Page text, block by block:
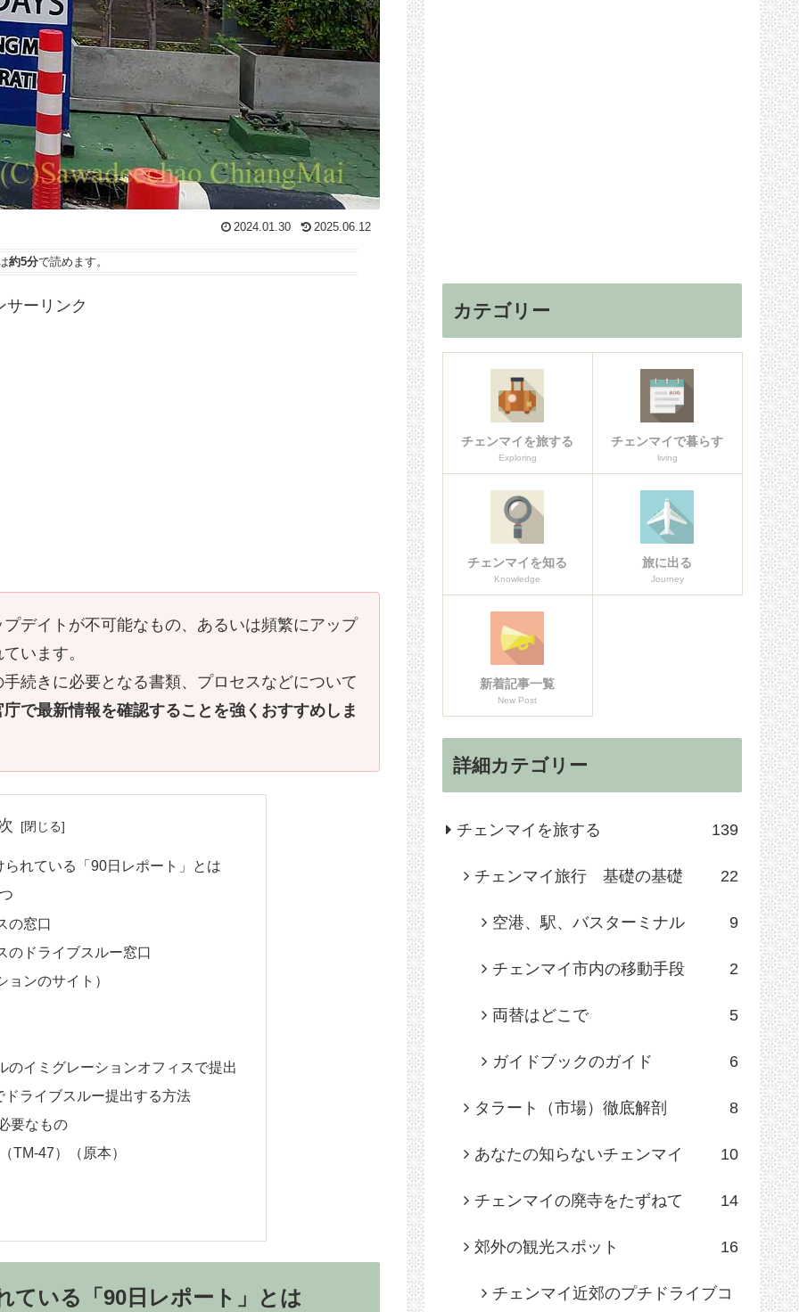
2024.01.30 2025.06.12
約5分で読めます。
サーリンク
デイトが不可能なもの、あるいは頻繁にアップ
います。
続きに必要となる書類、プロセスなどについて
庁で最新情報を確認することを強くおすすめしま
れている「90日レポート」とは
の窓口
のドライブスルー窓口
ンのサイト）
のイミグレーションオフィスで提出
ライブスルー提出する方法
要なもの
TM-47）（原本）
ている「90日レポート」とは
カテゴリー
チェンマイを旅する
Exploring
チェンマイで暮らす
living
チェンマイを知る
Knowledge
旅に出る
Journey
新着記事一覧
New Post
詳細カテゴリー
チェンマイを旅する 139
チェンマイ旅行 基礎の基礎 22
空港、駅、バスターミナル 9
チェンマイ市内の移動手段 2
両替はどこで 5
ガイドブックのガイド 6
タラート（市場）徹底解剖 8
あなたの知らないチェンマイ 10
チェンマイの廃寺をたずねて 14
郊外の観光スポット 16
チェンマイ近郊のプチドライブコ